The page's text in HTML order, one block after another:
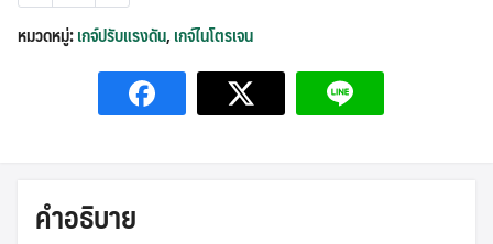
เกจ์
ปรับ
95N
หมวดหมู่:เกจ์ปรับแรงดัน,เกจ์ไนโตรเจน
คำอธิบาย